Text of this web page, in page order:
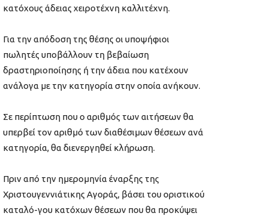
κατόχους άδειας χειροτέχνη καλλιτέχνη.
Για την απόδοση της θέσης οι υποψήφιοι
πωλητές υποβάλλουν τη βεβαίωση
δραστηριοποίησης ή την άδεια που κατέχουν
ανάλογα με την κατηγορία στην οποία ανήκουν.
Σε περίπτωση που ο αριθμός των αιτήσεων θα
υπερβεί τον αριθμό των διαθέσιμων θέσεων ανά
κατηγορία, θα διενεργηθεί κλήρωση.
Πριν από την ημερομηνία έναρξης της
Χριστουγεννιάτικης Αγοράς, βάσει του οριστικού
καταλό-γου κατόχων θέσεων που θα προκύψει